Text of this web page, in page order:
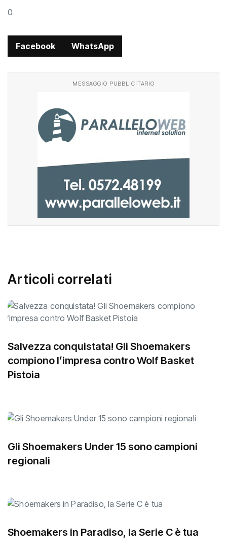
0
Facebook WhatsApp
MESSAGGIO PUBBLICITARIO
Articoli correlati
Salvezza conquistata! Gli Shoemakers
compiono l’impresa contro Wolf Basket
Pistoia
Gli Shoemakers Under 15 sono campioni
regionali
Shoemakers in Paradiso, la Serie C è tua